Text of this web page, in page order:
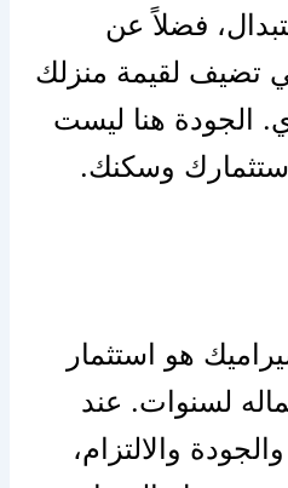
فضلاً عن
تضيف لقيمة منزلك
الجودة هنا ليست
وسكنك.
هو استثمار
لسنوات. عند
والالتزام،